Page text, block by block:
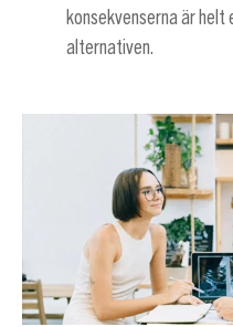
konsekvenserna är
alternativen.